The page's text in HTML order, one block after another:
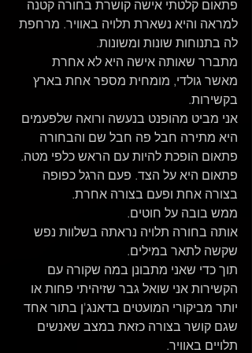
פתאום קלטתי אישה קושרת בחורה קטנה
למראה והיא נשארת תלויה באוויר. מרחפת
לה בתנוחות שונות ומשונות.
מתברר שאותה אישה היא לא אחרת
מאשר גולדי, מומחית מספר אחת בארץ
בקשירות.
אני מביט מהופנט בנעשה ורואה שלפעמים
היא מתירה חבל פה חבל שם והבחורה
פתאום הופכת להיות עם הראש כלפי מטה.
פתאום היא על הצד. פעם הרגל כפופה
בצורה אחת ופעם בצורה אחרת.
ממש בובה על חוטים.
אותה בחורה תלויה נראתה בשלוות נפש
שקשה לתאר במילים.
תוך כדי שאני מתבונן במה שקורה עם
הקשירות אני שואל גבר שזיהיתי פחות או
יותר מביקורי המועטים בדאנג'ן בתור אחד
שגם קושר בצורה כזאת במצב שאנשים
תלויים באוויר.